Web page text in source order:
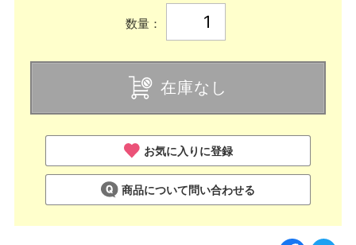
数量：
在庫なし
お気に入りに登録
商品について問い合わせる